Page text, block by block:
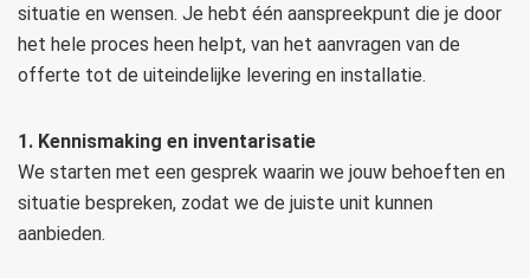
situatie en wensen. Je hebt één aanspreekpunt die je door
het hele proces heen helpt, van het aanvragen van de
offerte tot de uiteindelijke levering en installatie.
1. Kennismaking en inventarisatie
We starten met een gesprek waarin we jouw behoeften en
situatie bespreken, zodat we de juiste unit kunnen
aanbieden.